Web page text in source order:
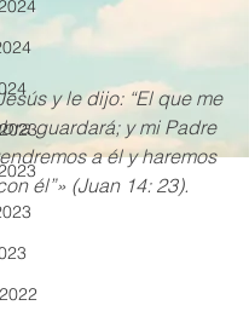
y le dijo: “El que me
guardará; y mi Padre
a él y haremos
él”» (Juan 14: 23).